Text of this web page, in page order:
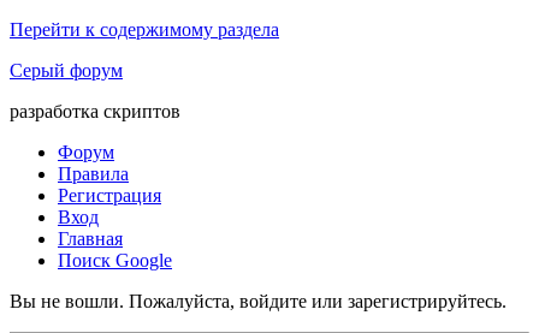
Перейти к содержимому раздела
Серый форум
разработка скриптов
Форум
Правила
Регистрация
Вход
Главная
Поиск Google
Вы не вошли. Пожалуйста, войдите или зарегистрируйтесь.